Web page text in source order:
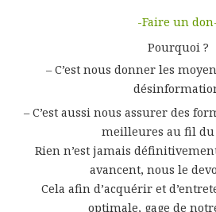
-Faire un
Pourquoi ?
– C’est nous donner les
– C’est aussi nous assurer des
meilleures au fil du
Rien n’est jamais
avancent, nous le
Cela afin d’acquérir et
optimale, gage de